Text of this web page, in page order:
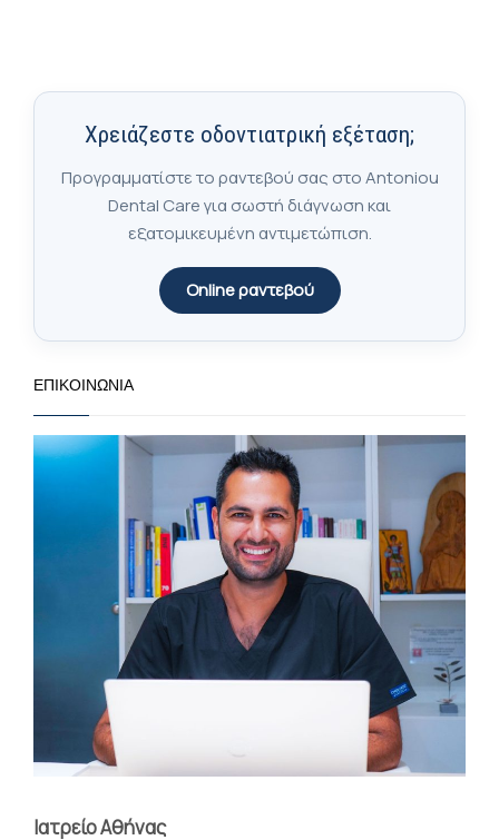
Χρειάζεστε οδοντιατρική εξέταση;
Προγραμματίστε το ραντεβού σας στο Antoniou
Dental Care για σωστή διάγνωση και
εξατομικευμένη αντιμετώπιση.
Online ραντεβού
ΕΠΙΚΟΙΝΩΝΊΑ
Ιατρείο Αθήνας